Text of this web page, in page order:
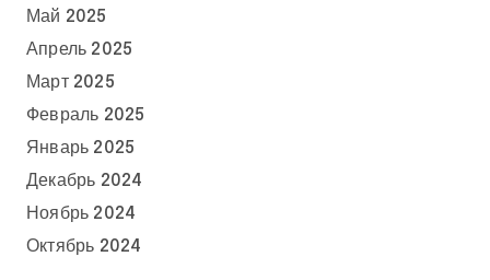
Май 2025
Апрель 2025
Март 2025
Февраль 2025
Январь 2025
Декабрь 2024
Ноябрь 2024
Октябрь 2024